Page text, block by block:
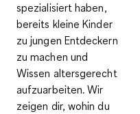
spezialisiert haben,
bereits kleine Kinder
zu jungen Entdeckern
zu machen und
Wissen altersgerecht
aufzuarbeiten. Wir
zeigen dir, wohin du